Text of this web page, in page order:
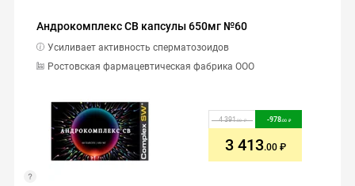
Андрокомплекс СВ капсулы 650мг №60
Ростовская фармацевтическая фабрика ООО
Усиливает активность сперматозоидов
4 391.00 -978.00
3 413.00